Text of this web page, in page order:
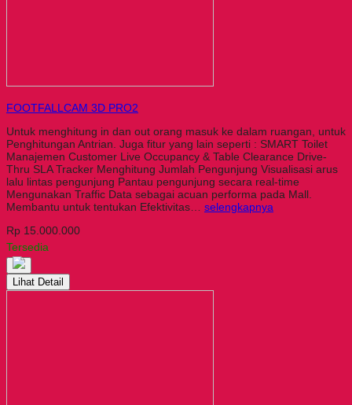
FOOTFALLCAM 3D PRO2
Untuk menghitung in dan out orang masuk ke dalam ruangan, untuk
Penghitungan Antrian. Juga fitur yang lain seperti : SMART Toilet
Manajemen Customer Live Occupancy & Table Clearance Drive-
Thru SLA Tracker Menghitung Jumlah Pengunjung Visualisasi arus
lalu lintas pengunjung Pantau pengunjung secara real-time
Mengunakan Traffic Data sebagai acuan performa pada Mall.
Membantu untuk tentukan Efektivitas… selengkapnya
Rp 15.000.000
Tersedia
Lihat Detail